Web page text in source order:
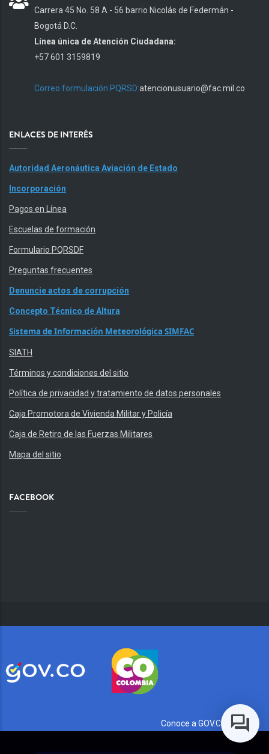
Carrera 45 No. 58 A - 56 barrio Nicolás de Federmán -
Bogotá D.C.
Línea única de Atención Ciudadana:
+57 601 3159819
Correo formulación PQRSD:atencionusuario@fac.mil.co
ENLACES DE INTERÉS
Autoridad Aeronáutica Aviación de Estado
Incorporación
Pagos en Línea
Escuelas de formación
Formulario PQRSDF
Preguntas frecuentes
Denuncie actos de corrupción
Concepto Técnico de Altura
Sistema de Información Meteorológica SIMFAC
SIATH
Términos y condiciones del sitio
Política de privacidad y tratamiento de datos personales
Caja Promotora de Vivienda Militar y Policía
Caja de Retiro de las Fuerzas Militares
Mapa del sitio
FACEBOOK
Conoce a GOV.CO aquí